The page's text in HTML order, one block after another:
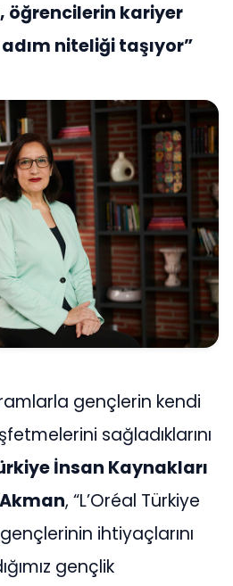
öğrencilerin kariyer
niteliği taşıyor”
gençlerin kendi
sağladıklarını
İnsan Kaynakları
, “L’Oréal Türkiye
ihtiyaçlarını
gençlik